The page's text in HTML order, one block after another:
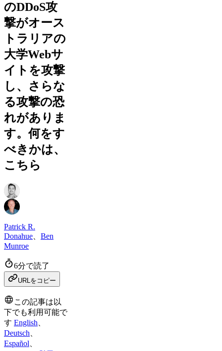
のDDoS攻
撃がオース
トラリアの
大学Webサ
イトを攻撃
し、さらな
る攻撃の恐
れがありま
す。何をす
べきかは、
こちら
Patrick R.
Donahue
Ben
Munroe
6分で読了
URLをコピー
この記事は以
下でも利用可能で
す English
Deutsch
Español